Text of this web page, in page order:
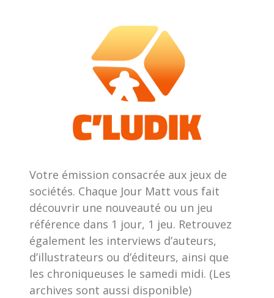
Votre émission consacrée aux jeux de
sociétés. Chaque Jour Matt vous fait
découvrir une nouveauté ou un jeu
référence dans 1 jour, 1 jeu. Retrouvez
également les interviews d’auteurs,
d’illustrateurs ou d’éditeurs, ainsi que
les chroniqueuses le samedi midi. (Les
archives sont aussi disponible)